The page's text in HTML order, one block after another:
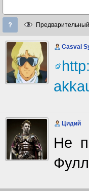
Casval
Цидий
Не